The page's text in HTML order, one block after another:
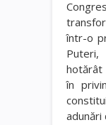
într-o
hotărât
în
adunări